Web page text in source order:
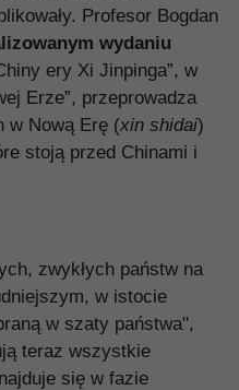
Profesor Bogdan
wydaniu
ery Xi Jinpinga”, w
Erze”, przeprowadza
w Nową Erę (xin shidai)
stoją przed Chinami i
zwykłych państw na
w istocie
w szaty państwa",
teraz wszystkie
się w fazie